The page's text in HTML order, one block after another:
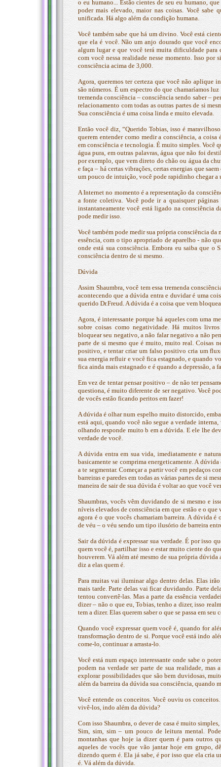
o eu humano... Estão cientes de seu eu humano,
poder mais elevado, maior nas coisas. Você sabe
unificada. Há algo além da condição humana.
Você também sabe que há um divino. Você está
que ela é você. Não um anjo dourado que você
algum lugar e que você terá muita dificuldade para
com você nessa realidade nesse momento. Isso por
consciência acima de 3,000.
Agora, queremos ter certeza que você não aplique
são números. É um espectro do que chamaríamos
tremenda consciência – consciência sendo saber –
relacionamento com todas as outras partes de si
Sua consciência é uma coisa linda e muito elevada.
Então você diz, “Querido Tobias, isso é
querem entender como medir a consciência, a
em consciência e tecnologia. É muito simples. Você
água pura, em outras palavras, água que não foi
por exemplo, que vem direto do chão ou água da
e faça – há certas vibrações, certas energias que
um pouco de intuição, você pode rapidinho chegar a
A Internet no momento é a representação da
a fonte coletiva. Você pode ir a quaisquer
instantaneamente você está ligado na consciência
pode medir isso.
Você também pode medir sua própria consciência da
essência, com o tipo apropriado de aparelho - não
onde está sua consciência. Embora eu saiba que o
consciência dentro de si mesmo.
Dúvida
Assim Shaumbra, você tem essa tremenda
acontecendo que a dúvida entra e duvidar é uma
querido Dr.Freud. A dúvida é a coisa que vem
Agora, é interessante porque há aqueles com uma
sobre coisas como negatividade. Há muitos
bloquear seu negativo, a não falar negativo a não
parte de si mesmo que é muito, muito real. Coisas
positivo, e tentar criar um falso positivo cria um
sua energia refluir e você fica estagnado, e quando
fica ainda mais estagnado e é quando a depressão, a
Em vez de tentar pensar positivo – de não ter
questiona, é muito diferente de ser negativo. Você
de vocês estão ficando peritos em fazer!
A dúvida é olhar num espelho muito distorcido,
está aqui, quando você não segue a verdade
olhando responde muito b em a dúvida. E ele lhe
verdade de você.
A dúvida entra em sua vida, imediatamente e
basicamente se comprima energeticamente. A
a te segmentar. Começar a partir você em pedaços
barreiras e paredes em todas as várias partes de si
maneira de sair de sua dúvida é voltar ao que você
Shaumbras, vocês vêm duvidando de si mesmo e
níveis elevados de consciência em que estão e o
agora é o que vocês chamariam barreira. A dúvida
de véu – o véu sendo um tipo ilusório de barreira
Sair da dúvida é expressar sua verdade. É por isso
quem você é, partilhar isso e estar muito ciente do
houverem. Vá além até mesmo de sua própria
diz a elas quem é.
Para muitas vai iluminar algo dentro delas. Elas
mais tarde. Parte delas vai ficar duvidando. Parte
tentou convertê-las. Mas a parte da essência
dizer – não o que eu, Tobias, tenho a dizer, isso
tem a dizer. Elas querem saber o que se passa em
Quando você expressar quem você é, quando for
transformação dentro de si. Porque você está indo
come-lo, continuar a arrasta-lo.
Você está num espaço interessante onde sabe o
podem na verdade ser parte de sua realidade, mas
explorar possibilidades que são bem duvidosas,
além da barreira da dúvida sua consciência, quando
Você entende os conceitos. Você ouviu os
vivê-los, indo além da dúvida?
Com isso Shaumbra, o dever de casa é muito
Sim, sim, sim – um pouco de leitura mental.
montanhas que hoje ia dizer quem é para outros
aqueles de vocês que vão jantar hoje em grupo,
dizendo quem é. Ela já sabe, é por isso que ela cria
é. Vá além da dúvida.